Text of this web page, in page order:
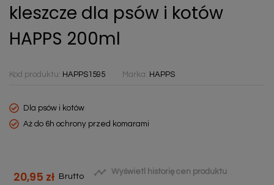
kleszcze dla psów i kotów
HAPPS 200ml
Kod produktu: HAPPS1595 Marka: HAPPS
Dla psów i kotów
Aż do 6h ochrony przed komarami
20,95 zł Brutto  Wyświetl historię cen produktu